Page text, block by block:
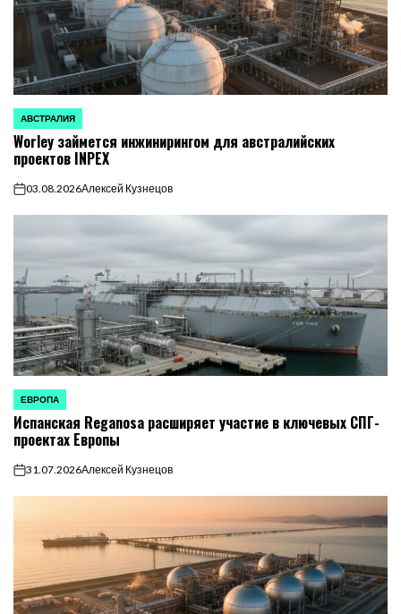
ОПУБЛИКОВАНО
В
АВСТРАЛИЯ
Worley займется инжинирингом для австралийских
проектов INPEX
on03.08.2026Алексей Кузнецов
ОПУБЛИКОВАНО
В
ЕВРОПА
Испанская Reganosa расширяет участие в ключевых СПГ-
проектах Европы
on31.07.2026Алексей Кузнецов